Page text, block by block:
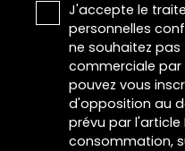
J'accepte le
personnelles
ne souhaitez
commerciale par
pouvez vous
d'opposition au
prévu par l'article
consommation,